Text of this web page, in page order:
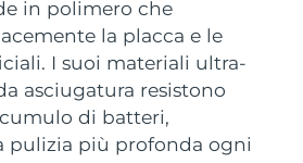
in polimero che
la placca e le
I suoi materiali ultra-
asciugatura resistono
di batteri,
pulizia più profonda ogni